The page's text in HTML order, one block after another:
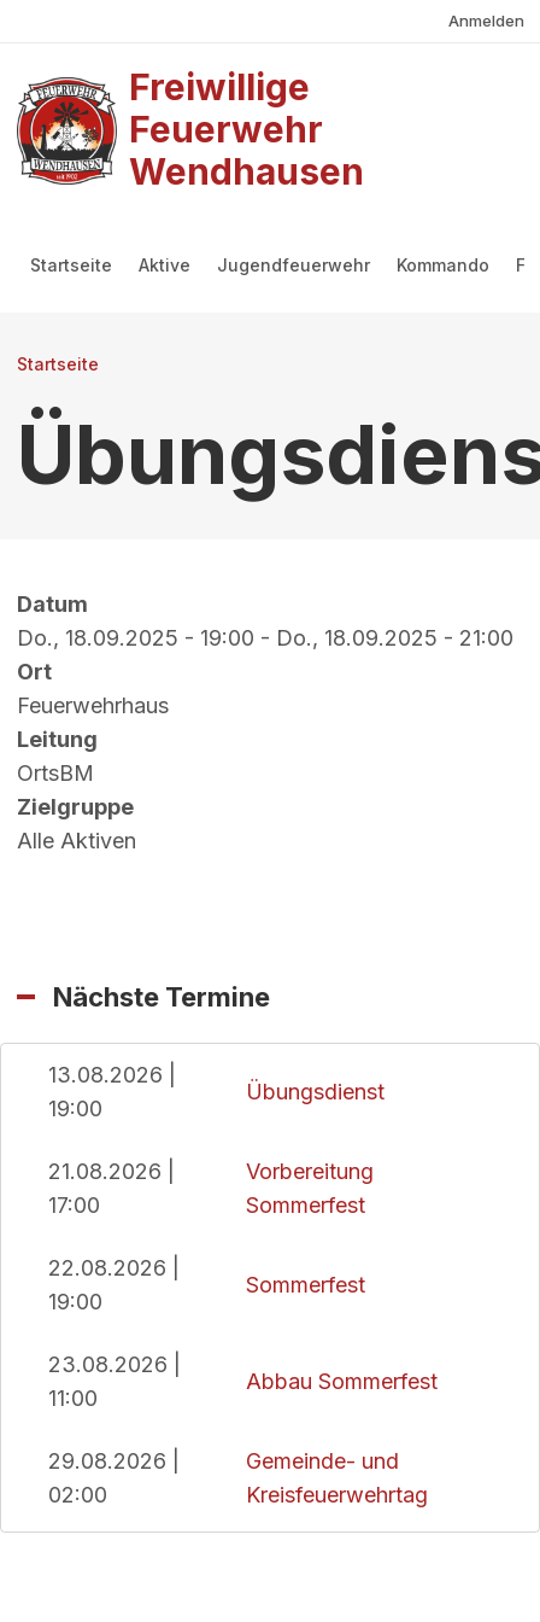
Anmelden
Freiwillige
Feuerwehr
Wendhausen
Startseite Aktive Jugendfeuerwehr Kommando
Pfadnavigation
Startseite
Datum
Do., 18.09.2025 - 19:00 - Do., 18.09.2025 - 21:00
Ort
Feuerwehrhaus
Leitung
OrtsBM
Zielgruppe
Alle Aktiven
Nächste Termine
13.08.2026 |
19:00
Übungsdienst
21.08.2026 |
17:00
Vorbereitung
Sommerfest
22.08.2026 |
19:00
Sommerfest
23.08.2026 |
11:00
Abbau Sommerfest
29.08.2026 |
02:00
Gemeinde- und
Kreisfeuerwehrtag